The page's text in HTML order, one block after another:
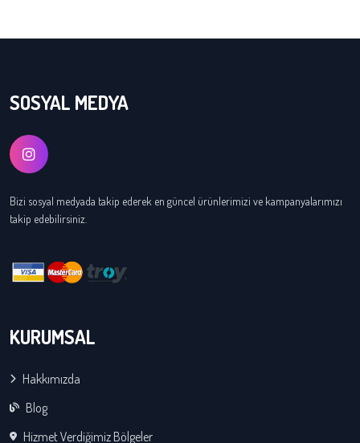
SOSYAL MEDYA
Bizi sosyal medyada takip ederek en güncel ürünlerimizi ve kampanyalarımızı
takip edebilirsiniz.
KURUMSAL
Hakkımızda
Blog
Hizmet Verdiğimiz Bölgeler